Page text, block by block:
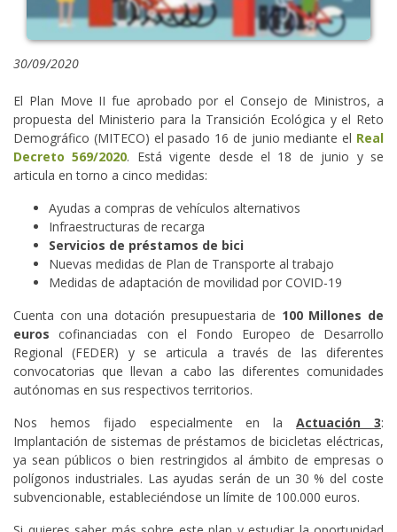
30/09/2020
El Plan Move II fue aprobado por el Consejo de Ministros, a
propuesta del Ministerio para la Transición Ecológica y el Reto
Demográfico (MITECO) el pasado 16 de junio mediante el Real
Decreto 569/2020. Está vigente desde el 18 de junio y se
articula en torno a cinco medidas:
Ayudas a compras de vehículos alternativos
Infraestructuras de recarga
Servicios de préstamos de bici
Nuevas medidas de Plan de Transporte al trabajo
Medidas de adaptación de movilidad por COVID-19
Cuenta con una dotación presupuestaria de 100 Millones de
euros cofinanciadas con el Fondo Europeo de Desarrollo
Regional (FEDER) y se articula a través de las diferentes
convocatorias que llevan a cabo las diferentes comunidades
autónomas en sus respectivos territorios.
Nos hemos fijado especialmente en laActuación 3:
Implantación de sistemas de préstamos de bicicletas eléctricas,
ya sean públicos o bien restringidos al ámbito de empresas o
polígonos industriales. Las ayudas serán de un 30 % del coste
subvencionable, estableciéndose un límite de 100.000 euros.